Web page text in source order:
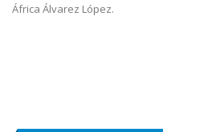
África Álvarez López.